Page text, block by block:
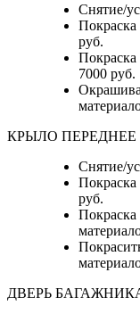
Снятие/
Покраска
руб.
Покраска
7000 руб.
КРЫЛО ПЕРЕДНЕЕ
Снятие/
Покраска
руб.
ДВЕРЬ